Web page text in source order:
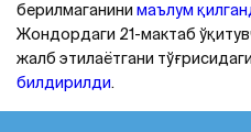
берилмаганини маълум
Жондордаги 21-мактаб
жалб этилаётгани
билдирилди.